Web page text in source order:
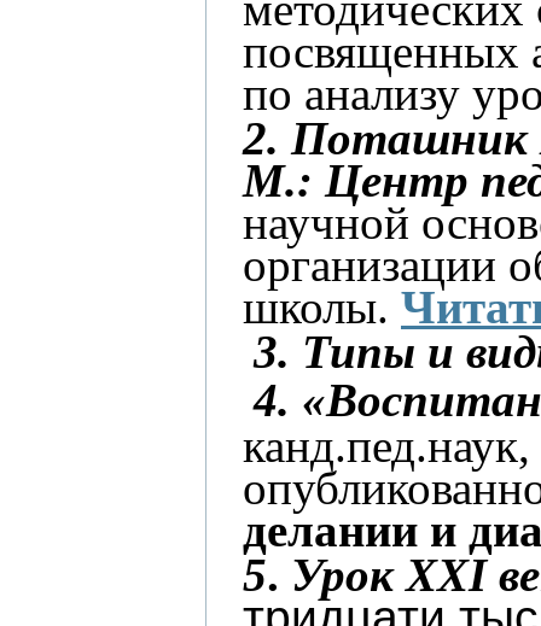
посвященных
по анализу
2. Поташник
М.: Центр
научной
организации
школы.
3. Типы и
4.
делании и
5. УрокXXI